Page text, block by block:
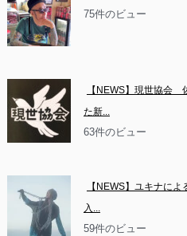
75件のビュー
【NEWS】現世協会
た新...
63件のビュー
【NEWS】ユキナに
入...
59件のビュー